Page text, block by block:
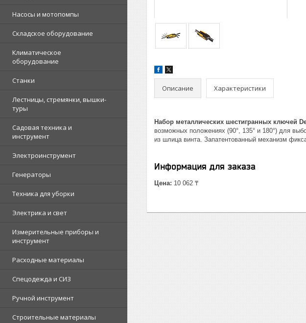
Насосы и мотопомпы
Складское оборудование
Климатическое
оборудование
Станки
Лестницы, стремянки, вышки-
туры
Садовая техника и
инструмент
Электроинструмент
Генераторы
Техника для уборки
Электрика и свет
Измерительные приборы и
инструмент
Расходные материалы
Спецодежда и СИЗ
Ручной инструмент
Строительные материалы
Описание Характеристики
Набор металлических шестигранных ключей
возможных положениях (90°, 135° и 180°) для
из шлица винта. Запатентованный механизм
Информация для заказа
Цена: 10 062 ₸